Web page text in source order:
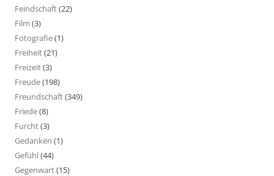
Feindschaft(22)
Film (3)
Fotografie(1)
Freiheit(21)
Freizeit(3)
Freude(198)
Freundschaft(349)
Friede(8)
Furcht(3)
Gedanken (1)
Gefühl(44)
Gegenwart(15)